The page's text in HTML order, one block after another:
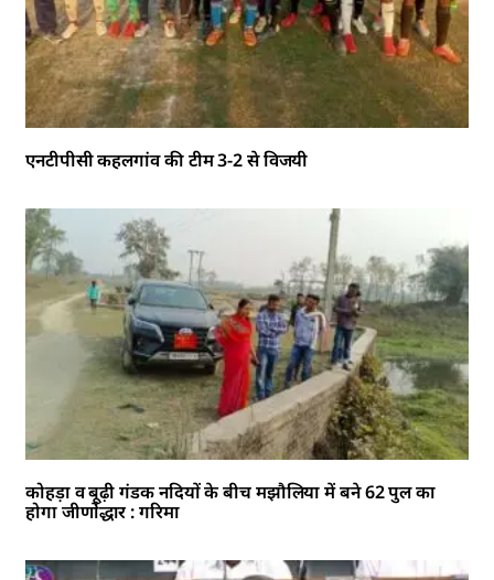
एनटीपीसी कहलगांव की टीम 3-2 से विजयी
कोहड़ा व बूढ़ी गंडक नदियों के बीच मझौलिया में बने 62 पुल का
होगा जीर्णोद्धार : गरिमा